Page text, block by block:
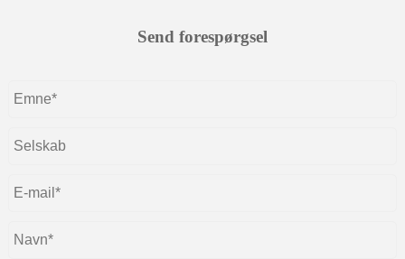
Send forespørgsel